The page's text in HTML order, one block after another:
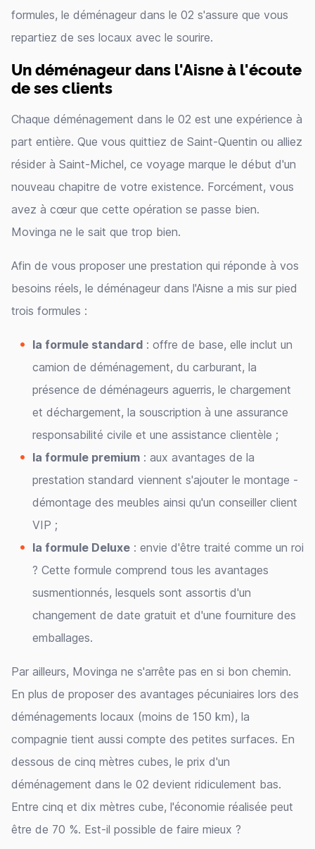
formules, le déménageur dans le 02 s'assure que vous
repartiez de ses locaux avec le sourire.
Un déménageur dans l'Aisne à l'écoute
de ses clients
Chaque déménagement dans le 02 est une expérience à
part entière. Que vous quittiez de Saint-Quentin ou alliez
résider à Saint-Michel, ce voyage marque le début d'un
nouveau chapitre de votre existence. Forcément, vous
avez à cœur que cette opération se passe bien.
Movinga ne le sait que trop bien.
Afin de vous proposer une prestation qui réponde à vos
besoins réels, le déménageur dans l'Aisne a mis sur pied
trois formules :
la formule standard : offre de base, elle inclut un
camion de déménagement, du carburant, la
présence de déménageurs aguerris, le chargement
et déchargement, la souscription à une assurance
responsabilité civile et une assistance clientèle ;
la formule premium : aux avantages de la
prestation standard viennent s'ajouter le montage -
démontage des meubles ainsi qu'un conseiller client
VIP ;
la formule Deluxe : envie d'être traité comme un roi
? Cette formule comprend tous les avantages
susmentionnés, lesquels sont assortis d'un
changement de date gratuit et d'une fourniture des
emballages.
Par ailleurs, Movinga ne s'arrête pas en si bon chemin.
En plus de proposer des avantages pécuniaires lors des
déménagements locaux (moins de 150 km), la
compagnie tient aussi compte des petites surfaces. En
dessous de cinq mètres cubes, le prix d'un
déménagement dans le 02 devient ridiculement bas.
Entre cinq et dix mètres cube, l'économie réalisée peut
être de 70 %. Est-il possible de faire mieux ?